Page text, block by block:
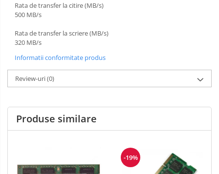
Rata de transfer la citire (MB/s)
500 MB/s
Rata de transfer la scriere (MB/s)
320 MB/s
Informatii conformitate produs
Review-uri(0)
Produse similare
-19%